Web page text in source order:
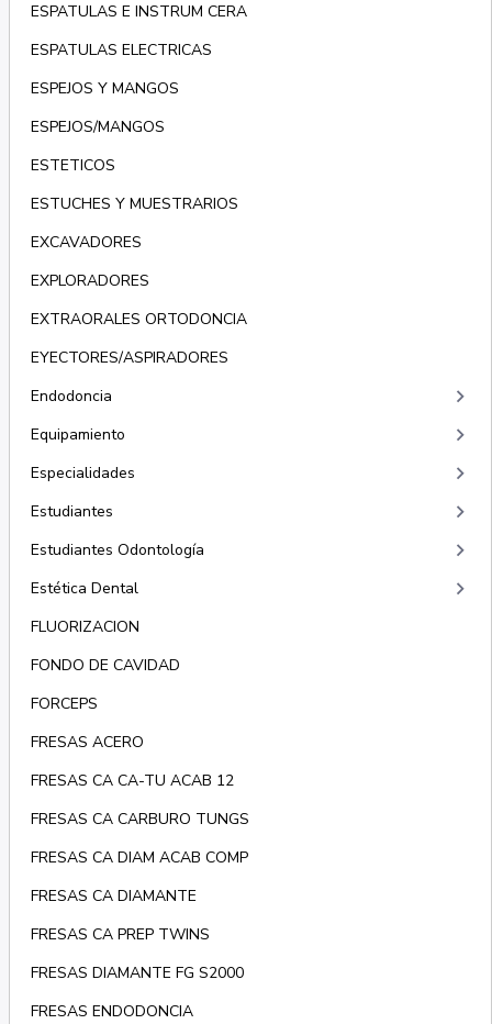
ESPATULAS E INSTRUM CERA
ESPATULAS ELECTRICAS
ESPEJOS Y MANGOS
ESPEJOS/MANGOS
ESTETICOS
ESTUCHES Y MUESTRARIOS
EXCAVADORES
EXPLORADORES
EXTRAORALES ORTODONCIA
EYECTORES/ASPIRADORES
Endodoncia
keyboard_arrow_right
Equipamiento keyboard_arrow_right
Especialidades keyboard_arrow_right
Estudiantes keyboard_arrow_right
Estudiantes Odontología keyboard_arrow_right
Estética Dental keyboard_arrow_right
FLUORIZACION
FONDO DE CAVIDAD
FORCEPS
FRESAS ACERO
FRESAS CA CA-TU ACAB 12
FRESAS CA CARBURO TUNGS
FRESAS CA DIAM ACAB COMP
FRESAS CA DIAMANTE
FRESAS CA PREP TWINS
FRESAS DIAMANTE FG S2000
FRESAS ENDODONCIA